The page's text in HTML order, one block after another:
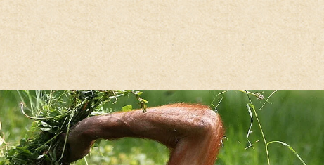
Hauptregion der Seite